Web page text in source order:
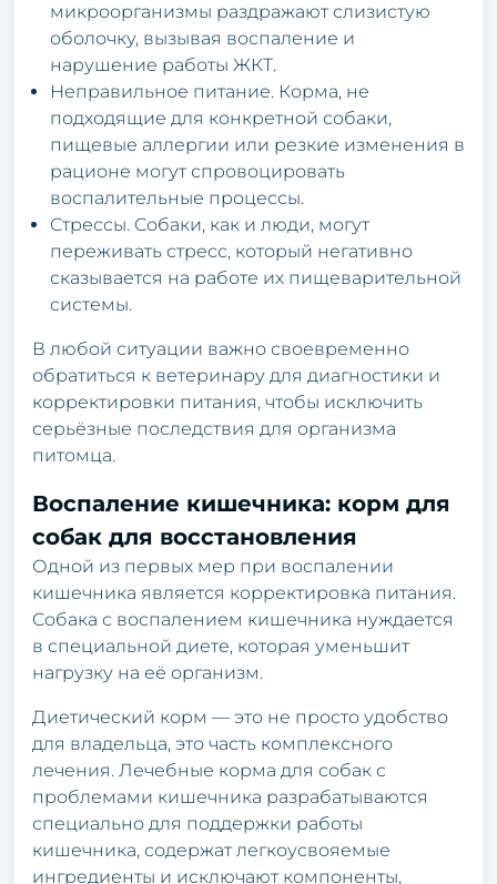
микроорганизмы раздражают слизистую
оболочку, вызывая воспаление и
нарушение работы ЖКТ.
Неправильное питание. Корма, не
подходящие для конкретной собаки,
пищевые аллергии или резкие изменения в
рационе могут спровоцировать
воспалительные процессы.
Стрессы. Собаки, как и люди, могут
переживать стресс, который негативно
сказывается на работе их пищеварительной
системы.
В любой ситуации важно своевременно
обратиться к ветеринару для диагностики и
корректировки питания, чтобы исключить
серьёзные последствия для организма
питомца.
Воспаление кишечника: корм для
собак для восстановления
Одной из первых мер при воспалении
кишечника является корректировка питания.
Собака с воспалением кишечника нуждается
в специальной диете, которая уменьшит
нагрузку на её организм.
Диетический корм — это не просто удобство
для владельца, это часть комплексного
лечения. Лечебные корма для собак с
проблемами кишечника разрабатываются
специально для поддержки работы
кишечника, содержат легкоусвояемые
ингредиенты и исключают компоненты,